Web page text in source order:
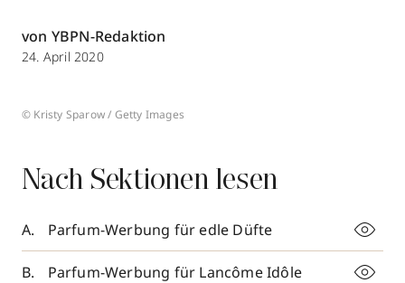
von YBPN-Redaktion
24. April 2020
© Kristy Sparow / Getty Images
Nach Sektionen lesen
Parfum-Werbung für edle Düfte
Parfum-Werbung für Lancôme Idôle